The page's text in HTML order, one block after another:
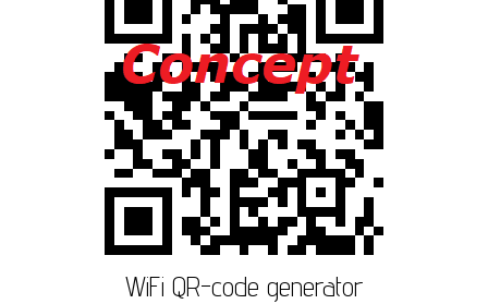
WiFi QR-code generator